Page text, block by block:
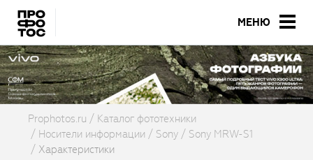
МЕНЮ
Prophotos.ru
Каталог фототехники
Носители информации
Sony
Sony MRW-S1
Характеристики